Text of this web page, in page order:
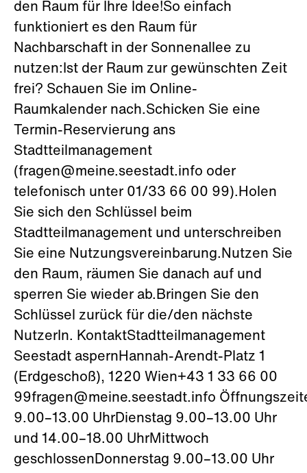
den Raum für Ihre Idee!So einfach
funktioniert es den Raum für
Nachbarschaft in der Sonnenallee zu
nutzen:Ist der Raum zur gewünschten Zeit
frei? Schauen Sie im Online-
Raumkalender nach.Schicken Sie eine
Termin-Reservierung ans
Stadtteilmanagement
(fragen@meine.seestadt.info oder
telefonisch unter 01/33 66 00 99).Holen
Sie sich den Schlüssel beim
Stadtteilmanagement und unterschreiben
Sie eine Nutzungsvereinbarung.Nutzen Sie
den Raum, räumen Sie danach auf und
sperren Sie wieder ab.Bringen Sie den
Schlüssel zurück für die/den nächste
NutzerIn. KontaktStadtteilmanagement
Seestadt aspernHannah-Arendt-Platz 1
(Erdgeschoß), 1220 Wien+43 1 33 66 00
99fragen@meine.seestadt.info
9.00–13.00 UhrDienstag 9.00–13.00 Uhr
und 14.00–18.00 UhrMittwoch
geschlossenDonnerstag 9.00–13.00 Uhr